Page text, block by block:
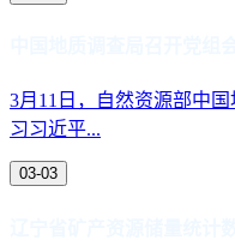
3月11日，自然资源部中
习习近平...
03-03